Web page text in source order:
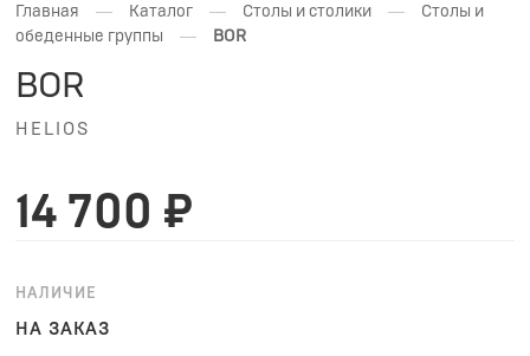
Главная — Каталог — Столы и столики —
Столы и
обеденные группы
— BOR
BOR
HELIOS
14 700 ₽
НАЛИЧИЕ
НА ЗАКАЗ